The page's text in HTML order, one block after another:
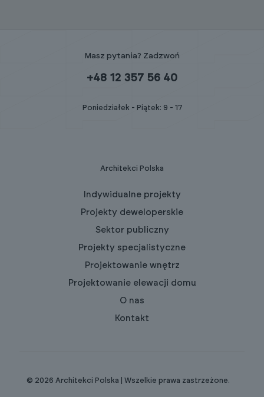
Masz pytania? Zadzwoń
+48 12 357 56 40
Poniedziałek - Piątek: 9 - 17
Architekci Polska
Indywidualne projekty
Projekty deweloperskie
Sektor publiczny
Projekty specjalistyczne
Projektowanie wnętrz
Projektowanie elewacji domu
O nas
Kontakt
© 2026 Architekci Polska | Wszelkie prawa zastrzeżone.